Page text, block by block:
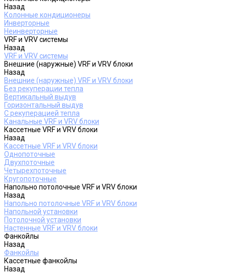
Назад
Колонные кондиционеры
Инверторные
Неинверторные
VRF и VRV системы
Назад
VRF и VRV системы
Внешние (наружные) VRF и VRV блоки
Назад
Внешние (наружные) VRF и VRV блоки
Без рекуперации тепла
Вертикальный выдув
Горизонтальный выдув
С рекуперацией тепла
Канальные VRF и VRV блоки
Кассетные VRF и VRV блоки
Назад
Кассетные VRF и VRV блоки
Однопоточные
Двухпоточные
Четырехпоточные
Кругопоточные
Напольно потолочные VRF и VRV блоки
Назад
Напольно потолочные VRF и VRV блоки
Напольной установки
Потолочной установки
Настенные VRF и VRV блоки
Фанкойлы
Назад
Фанкойлы
Кассетные фанкойлы
Назад